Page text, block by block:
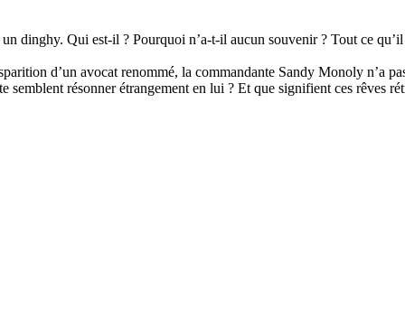
dinghy. Qui est-il ? Pourquoi n’a-t-il aucun souvenir ? Tout ce
d’un avocat renommé, la commandante Sandy Monoly n’a
semblent résonner étrangement en lui ? Et que signifient ces rêves